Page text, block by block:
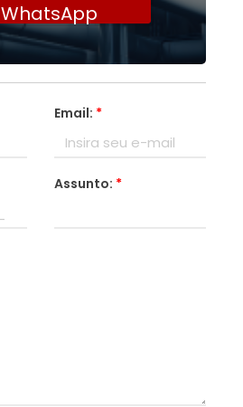
WhatsApp
Email: *
Assunto: *